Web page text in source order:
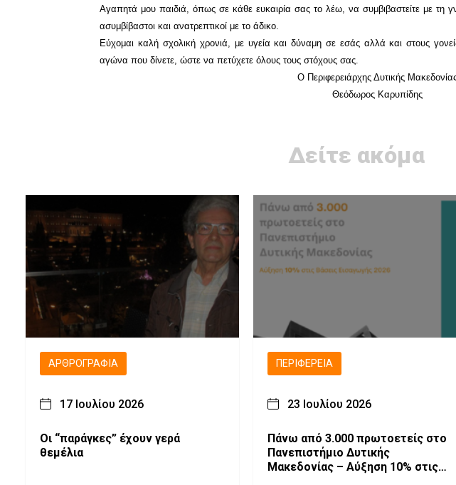
Αγαπητά μου παιδιά, όπως σε κάθε ευκαιρία σας το λέω, να συμβιβαστείτε με τη
ασυμβίβαστοι και ανατρεπτικοί με το άδικο.
Εύχομαι καλή σχολική χρονιά, με υγεία και δύναμη σε εσάς αλλά και στους
αγώνα που δίνετε, ώστε να πετύχετε όλους τους στόχους σας.
Ο Περιφερειάρχης Δυτικής
Θεόδωρος Καρυπίδης
Δείτε ακόμα
ΑΡΘΡΟΓΡΑΦΊΑ
17 Ιουλίου 2026
Οι “παράγκες” έχουν γερά
θεμέλια
ΠΕΡΙΦΈΡΕΙΑ
23 Ιουλίου 2026
Πάνω από 3.000 πρωτοετείς στο
Πανεπιστήμιο Δυτικής
Μακεδονίας – Αύξηση 10% στις